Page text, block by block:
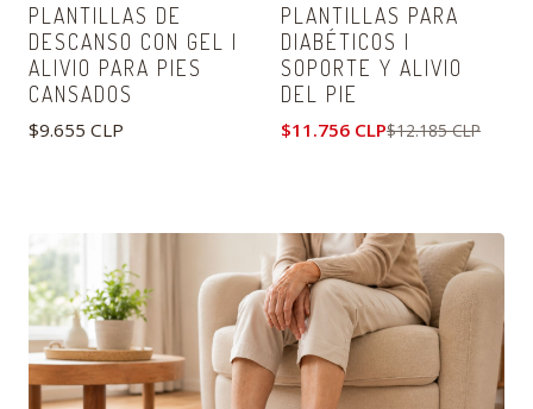
PLANTILLAS DE
DESCANSO CON GEL |
ALIVIO PARA PIES
CANSADOS
$9.655 CLP
PLANTILLAS PARA
DIABÉTICOS |
SOPORTE Y ALIVIO
DEL PIE
$11.756 CLP$12.185 CLP